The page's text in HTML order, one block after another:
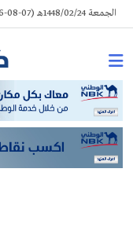
Skip
to
الجمعة 1448/02/24هـ (07-08-2026م) | الكويت